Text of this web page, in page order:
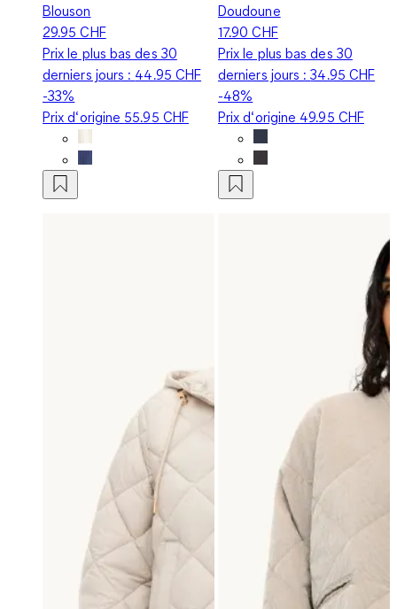
Blouson
29.95 CHF
Prix le plus bas des 30
derniers jours : 44.95 CHF
-33%
Prix d‘origine 55.95 CHF
Doudoune
17.90 CHF
Prix le plus bas des 30
derniers jours :34.95 CHF
-48%
Prix d‘origine 49.95 CHF